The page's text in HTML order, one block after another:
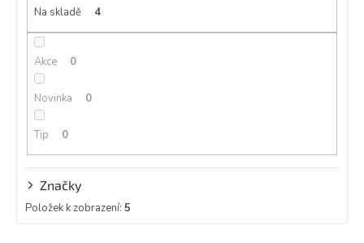
Na skladě 4
Akce 0
Novinka 0
Tip 0
Značky
Položek k zobrazení: 5